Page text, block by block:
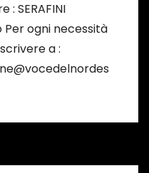
: SERAFINI
Per ogni necessità
a :